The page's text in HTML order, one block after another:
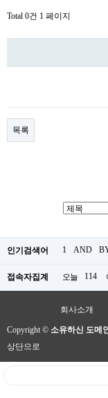
Total 0건 1 페이지
목록
인기검색어 1 AND
접속자집계 오늘 114
회사소개
Copyright © 소유하신 도메
상단으로